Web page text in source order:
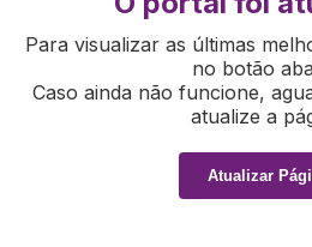
Para visualizar as últimas
no botão
Caso ainda não funcione,
atualize a
Atualizar